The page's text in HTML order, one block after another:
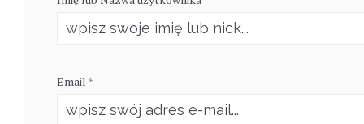
Email *